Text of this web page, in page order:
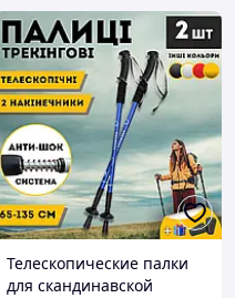
Телескопические палки
для скандинавской